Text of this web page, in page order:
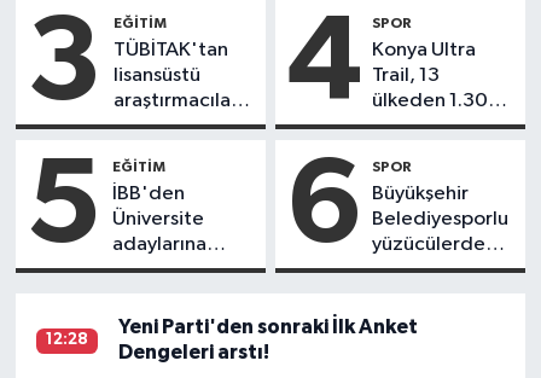
3 EĞİTİM
TÜBİTAK'tan
lisansüstü
araştırmacılara
performans
4 SPOR
Konya Ultra
Trail, 13
ülkeden 1.300
sporcuyu
5 EĞİTİM
İBB'den
Üniversite
adaylarına
Tercih
Rehberlik
Merkezi
6 SPOR
Büyükşehir
Belediyesporlu
yüzücülerden 3
madalya
12:28
Yeni Parti'den sonraki İlk Anket
Dengeleri arstı!